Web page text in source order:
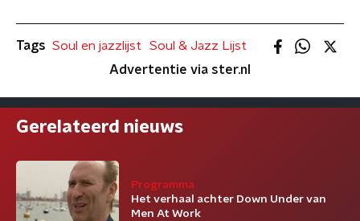
Tags Soul en jazzlijst
Soul & Jazz Lijst
Advertentie via ster.nl
Gerelateerd nieuws
Programma
Het verhaal achter Down Under van
Men At Work